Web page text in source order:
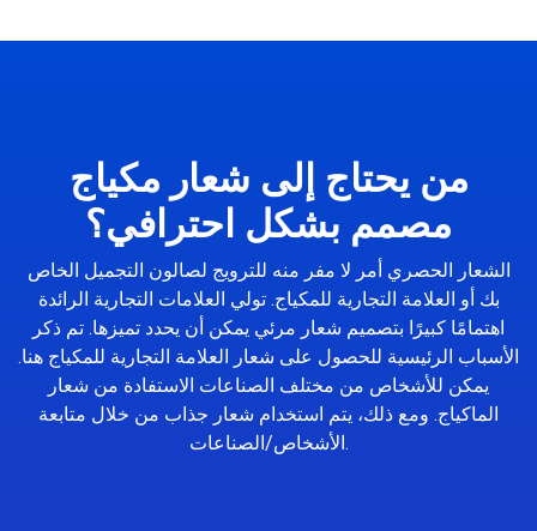
من يحتاج إلى شعار مكياج
مصمم بشكل احترافي؟
الشعار الحصري أمر لا مفر منه للترويج لصالون التجميل الخاص
بك أو العلامة التجارية للمكياج. تولي العلامات التجارية الرائدة
اهتمامًا كبيرًا بتصميم شعار مرئي يمكن أن يحدد تميزها. تم ذكر
الأسباب الرئيسية للحصول على شعار العلامة التجارية للمكياج هنا.
يمكن للأشخاص من مختلف الصناعات الاستفادة من شعار
الماكياج. ومع ذلك، يتم استخدام شعار جذاب من خلال متابعة
الأشخاص/الصناعات.